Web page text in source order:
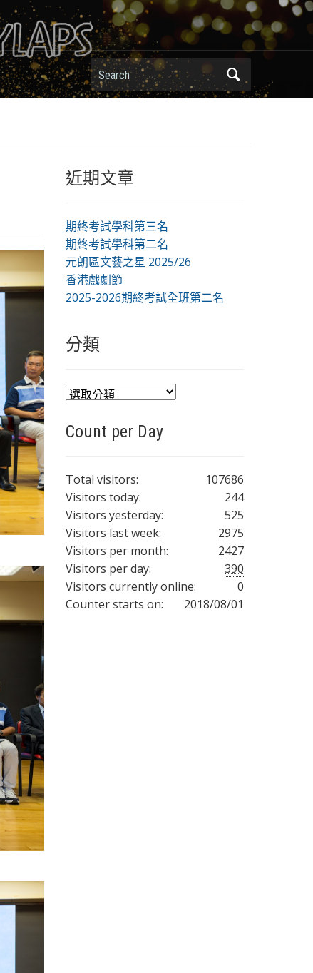
Search
近期文章
期終考試學科第三名
期終考試學科第二名
元朗區文藝之星 2025/26
香港戲劇節
2025-2026期終考試全班第二名
分類
分
Count per Day
107686
Total visitors:
244
Visitors today:
525
Visitors yesterday:
2975
Visitors last week:
2427
Visitors per month:
390
Visitors per day:
0
Visitors currently online:
2018/08/01
Counter starts on: